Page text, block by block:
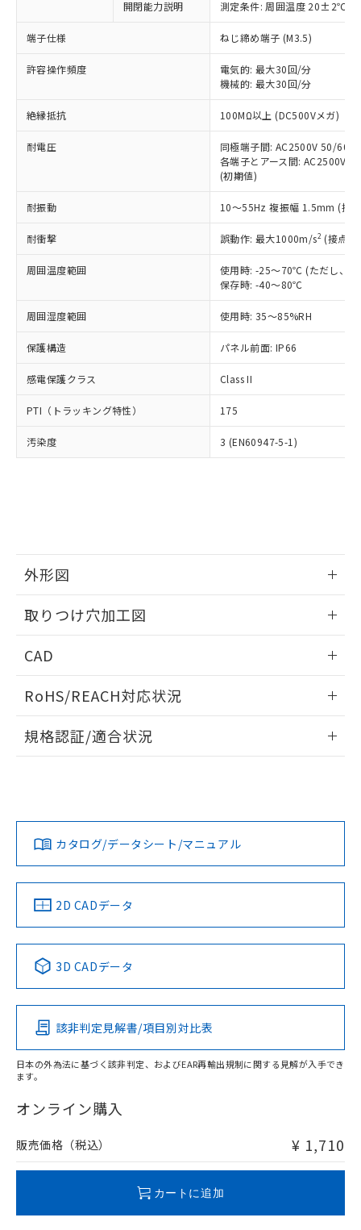
開閉能力説明 測定条件: 周囲温度 20±2℃、
端子仕様 ねじ締め端子 (M3.5)
許容操作頻度
電気的: 最大30回/分
機械的: 最大30回/分
絶縁抵抗 100MΩ以上 (DC500Vメガ)
耐電圧
同極端子間: AC2500V 50/
各端子とアース間: AC2500V
(初期値)
耐振動 10～55Hz 複振幅 1.5mm (接
耐衝撃 誤動作: 最大1000m/s2 (接点
周囲温度範囲
使用時: -25～70℃ (ただし、氷
保存時: -40～80℃
周囲湿度範囲 使用時: 35～85%RH
保護構造 パネル前面: IP66
感電保護クラス Class II
PTI（トラッキング特性） 175
汚染度 3 (EN60947-5-1)
外形図
取りつけ穴加工図
CAD
ドすることができます。
ログイン/会員登録
ダウンロードデータをご利用いただく前に、以下を必ずお読
みください。
ソフトウェアの使用条件
RoHS/REACH対応状況
EU RoHS 注意事項・凡例
対応済み
中国 RoHS 注意事項・凡例
Pb Hg Cd Cr(VI)
O
在庫等で未対応品が混在する可能性があります。
問い合わせください。
規格認証/適合状況
カタログ/データシート/マニュアル
2D CADデータ
3D CADデータ
該非判定見解書/項目別対比表
日本の外為法に基づく該非判定、およびEAR再輸出規制に関する見解が入手でき
ます。
オンライン購入
販売価格（税込） ¥ 1,710
カートに追加
以下の条件をお読みいただき、同意のうえ
ご利用ください。
本サービスは、当社制御機器事業取扱
商品の当社在庫状況および標準価格
(税抜)を提供させていただくもので
当社制御機器事業取扱商品の中には、
本サービスの対象外となる商品もある
ことをご了承ください。
在庫状況および標準価格照会結果は、
記載している更新日時点での社内デー
タに基づき作成されるものであり、閲
覧された時点での実際の在庫および標
準価格とは異なる場合があることをご
正式な納期状況および標準価格はお客
様のお取引先、またはお客様担当のオ
ムロン制御機器販売店・当社販売員に
オムロン制御機器販売店や当社販売拠
点は「
販売ネットワーク
」をご確認
在庫状況および標準価格結果を当社の
事前の承諾なく第三者に漏洩または開
示しないようお願いします。
マイパーツ機能（部品リスト作成サー
および当社の共同利用者が、当社の製
引・商談に必要な範囲で利用すること
をご了承ください。
※当社の共同利用者とは、
指します。
対応予定なし：EU RoHS指令（10物質）の
非含有に非対応の商品で、対応品を出す予
定はありません。
非含有の対応状況を調査中または確認中の
非該当品：ライセンス料など無形物で、有
害物質有無と関係のない商品です。
仕入先様の事情により、非含有部品として
いたものが、含有品と判明した場合などや
むを得ず変更することがあります。
鉛(Pb) 1000ppm以下、 水銀(Hg) 1000ppm以下、 カド
(PBDE) 1000ppm以下、フタル酸ビス(2-エチルヘキシ
ル) (DEHP)(別名：DOP) 1000ppm以下、フタル酸ブチ
ルベンジル（BBP） 1000ppm以下、フタル酸ジブチル
（DBP） 1000ppm以下、フタル酸ジイソブチル
(DIBP) 1000ppm以下
但し、RoHS指令で産業用監視および制御機器に対する
適用除外項目は除く。
※2 対応予定月
部品在庫の切り替え状況などにより、予定
下記の非含有証明書をダウンロードするこ
とができます。
EU RoHS指令（10物質）の非含有証明書
51物質の非含有証明書（当社基準）
るもので、過去に遡って非含有を証明する
ものではありません。
また、RoHS指令のフタル酸エステル類４
荷製品に未対応品が混在することから備考
欄に対応日を記載しておりました。
す。
※1 中国RoHS○×表
「○」：最大均質材料含有率が中国RoHSの
基準値以下であることを示します。
「×」：最大均質材料含有率が中国RoHSの
基準値を超えていることを示します。
「－」：未確認です。当社販売部門へお問
*中国RoHS10物質の基準値 (GB/T26572)：
Pb(鉛) :1000ppm、 Hg(水銀) : 1000ppm、 Cd(カドミウ
Cr(Ⅵ)(六価クロム) : 1000ppm、 PBBs(ポリ臭化ビフェ
ニル類) : 1000ppm、 PBDEs(ポリ臭化ジフェニルエーテ
DBP(フタル酸ジブチル) : 1000ppm、 DIBP(フタル酸ジ
イソブチル) : 1000ppm、 BBP(フタル酸ブチルベンジ
ル) : 1000ppm、
DEHP(フタル酸ビス(2-エチルヘキシル)) : 1000ppm
※2 環境保護使用期限
「ｅ」：有害物質（10物質）のすべてが基
「10」：通常の使用状況下において有害物
当社は、これら貴社製品のうち、外国
為替および外国貿易法に定める商品
または国外への提供する場合は、日本
国政府の輸出許可(または役務取引許
当社は規制貨物を破棄する場合は、完
全に破砕するなど、違法に輸出されな
いよう必要な手段を講じます。
当社は貴社製品を、核兵器、ミサイ
ル、化学兵器、生物兵器またはその他
武器並びにこれらの製造装置等に一切
使用いたしません。
当社は、貴社製品を第三者に販売する
場合は、上記1、2および3の内容を当
該第三者に通知します。また当社は、
販売先および販売に係わる関係者が違
○ 一定数以上の在庫あり
△ 一定数には満たないが在庫あり
在庫なし(最新の在庫状況につ
たはお客様担当のオムロン制御
機器販売店・当社販売員にご確
空
受注生産機種、また在庫状況の